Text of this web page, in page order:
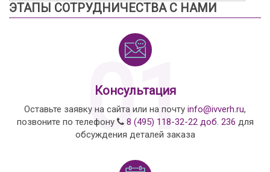
ЭТАПЫ СОТРУДНИЧЕСТВА С НАМИ
01
Консультация
Оставьте заявку на сайта или на почту info@ivverh.ru,
позвоните по телефону
8 (495) 118-32-22 доб. 236 для
обсуждения деталей заказа